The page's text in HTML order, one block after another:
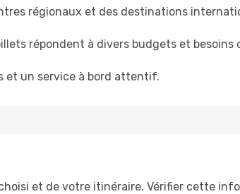
régionaux et des destinations
répondent à divers budgets et besoins
et un service à bord attentif.
et de votre itinéraire. Vérifier cette